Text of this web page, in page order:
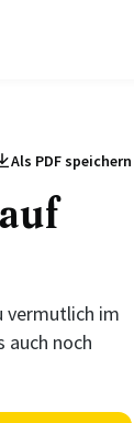
Als PDF speichern
vermutlich im
auch noch